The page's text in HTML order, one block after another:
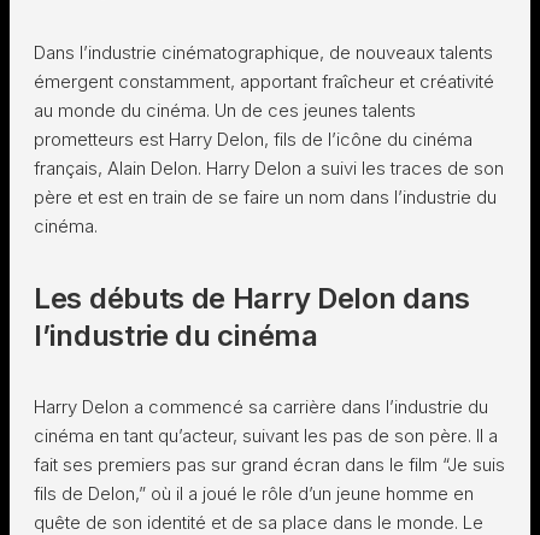
Dans l’industrie cinématographique, de nouveaux talents
émergent constamment, apportant fraîcheur et créativité
au monde du cinéma. Un de ces jeunes talents
prometteurs est Harry Delon, fils de l’icône du cinéma
français, Alain Delon. Harry Delon a suivi les traces de son
père et est en train de se faire un nom dans l’industrie du
cinéma.
Les débuts de Harry Delon dans
l’industrie du cinéma
Harry Delon a commencé sa carrière dans l’industrie du
cinéma en tant qu’acteur, suivant les pas de son père. Il a
fait ses premiers pas sur grand écran dans le film “Je suis
fils de Delon,” où il a joué le rôle d’un jeune homme en
quête de son identité et de sa place dans le monde. Le